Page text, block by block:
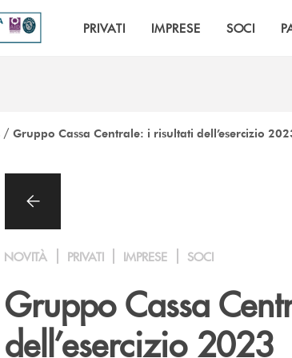
PRIVATI IMPRESE SOCI
/ Gruppo Cassa Centrale: i risultati dell’esercizio
NOVITÀ PRIVATI IMPRESE SOCI
Gruppo Cassa
dell’esercizio 2023